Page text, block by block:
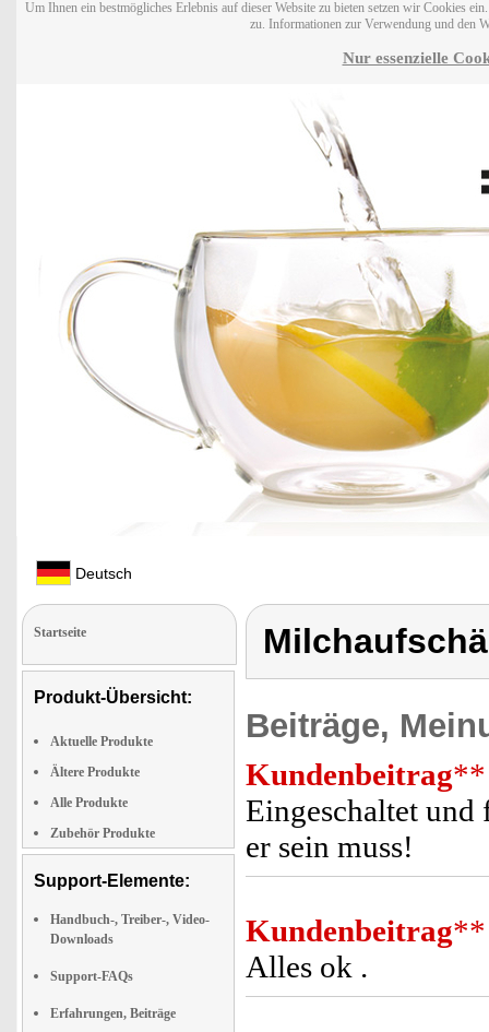
Um Ihnen ein bestmögliches Erlebnis auf dieser Website zu bieten setzen wir Cookies
zu. Informationen zur Verwendung und den
Nur essenzielle
Deutsch
Startseite
Produkt-Übersicht:
Aktuelle Produkte
Ältere Produkte
Alle Produkte
Zubehör Produkte
Support-Elemente:
Handbuch-, Treiber-, Video-
Downloads
Support-FAQs
Erfahrungen, Beiträge
Beiträge,
Kundenbeitrag**
Eingeschaltet
er sein muss!
Kundenbeitrag**
Alles ok .